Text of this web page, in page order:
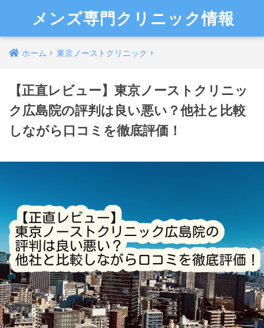
メンズ専門クリニック情報
ホーム 東京ノーストクリニック
【正直レビュー】東京ノーストクリニッ
ク広島院の評判は良い悪い？他社と比較
しながら口コミを徹底評価！